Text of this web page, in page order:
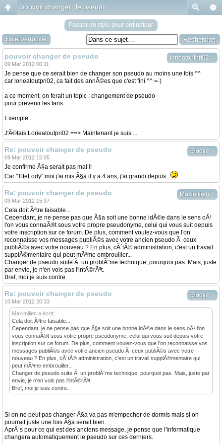
pouvoir changer de pseudo
Passer en style pour ordinateur
Sujet verrouillé
lorieatoutpri02 ↓
pouvoir changer de pseudo
09 Mar 2012 00:11
Je pense que ce serait bien de changer son pseudo au moins une fois ^^
car lorieatoutpri02, ca fait des annÃ©es que c'est fini ^^ =-)
a ce moment, on ferait un topic : changement de pseudo
pour prevenir les fans.
Exemple :
J'Ã©tais Lorieatoutpri02 ==> Maintenant je suis ...
Elodiie ↓
Re: pouvoir changer de pseudo
09 Mar 2012 15:05
Je confirme Ã§a serait pas mal !!
Car "TiteLody" moi j'ai mis Ã§a il y a 4 ans, j'ai grandi depuis...
Maximilien ↓
Re: pouvoir changer de pseudo
09 Mar 2012 15:37
Cela doit Ãªtre faisable...
Cependant, je ne pense pas que Ã§a soit une bonne idÃ©e dans le sens oÃ¹
l'on vous connaÃ®t sous votre propre pseudonyme, celui qui vous suit depuis
votre inscription sur ce forum. De plus, comment voulez-vous que l'on
reconnaisse vos messages publiÃ©s avec votre ancien pseudo Ã ceux
publiÃ©s avec votre nouveau ? En plus, cÃ´tÃ© administration, c'est un travail
supplÃ©mentaire qui peut mÃªme embrouiller...
Changer de pseudo suite Ã un problÃ¨me technique, pourquoi pas. Mais, juste
par envie, je n'en vois pas l'intÃ©rÃªt.
Bref, moi je suis contre.
Elodiie ↓
Re: pouvoir changer de pseudo
10 Mar 2012 20:33
Maximilien a écrit:
Cela doit Ãªtre faisable...
Cependant, je ne pense pas que Ã§a soit une bonne idÃ©e dans le sens oÃ¹ l'on
vous connaÃ®t sous votre propre pseudonyme, celui qui vous suit depuis votre
inscription sur ce forum. De plus, comment voulez-vous que l'on reconnaisse vos
messages publiÃ©s avec votre ancien pseudo Ã ceux publiÃ©s avec votre
nouveau ? En plus, cÃ´tÃ© administration, c'est un travail supplÃ©mentaire qui
peut mÃªme embrouiller...
Changer de pseudo suite Ã un problÃ¨me technique, pourquoi pas. Mais, juste par
envie, je n'en vois pas l'intÃ©rÃªt.
Bref, moi je suis contre.
Si on ne peut pas changer Ã§a va pas m'empecher de dormis mais si on
pourrait juste une fois Ã§a serait bien.
AprÃ¨s pour ce qui est des anciens message, je pense que l'informatique
changera automatiquement le pseudo sur ces derniers.